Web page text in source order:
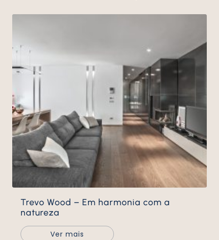
Trevo Wood – Em harmonia com a
natureza
Ver mais